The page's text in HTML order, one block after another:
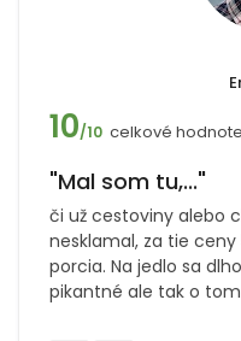
10/10 celkové
"Mal som tu,..."
či už cestoviny alebo
nesklamal, za tie
porcia. Na jedlo sa
pikantné ale tak o